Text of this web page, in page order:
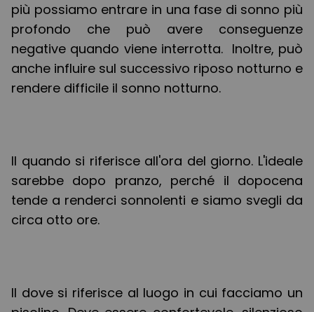
più possiamo entrare in una fase di sonno più
profondo che può avere conseguenze
negative quando viene interrotta. Inoltre, può
anche influire sul successivo riposo notturno e
rendere difficile il sonno notturno.
Il quando si riferisce all'ora del giorno. L'ideale
sarebbe dopo pranzo, perché il dopocena
tende a renderci sonnolenti e siamo svegli da
circa otto ore.
Il dove si riferisce al luogo in cui facciamo un